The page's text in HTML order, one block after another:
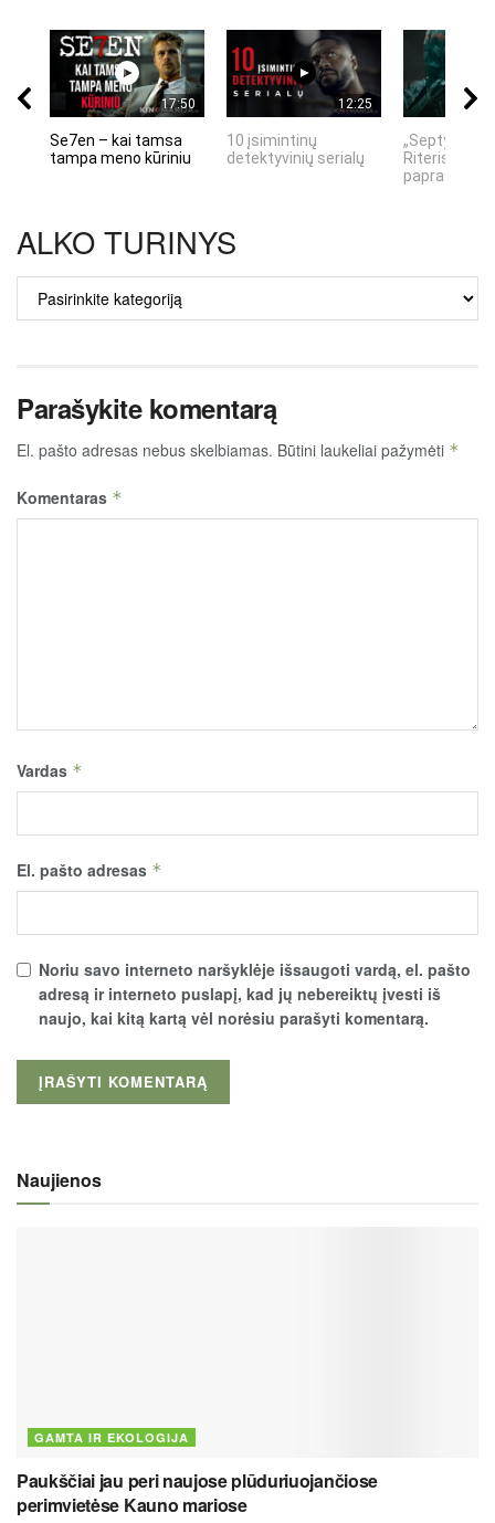
17:50
Se7en – kai tamsa
tampa meno kūriniu
12:25
10 įsimintinų
detektyvinių serialų
„Septynių
Riteris" – kai
ALKO TURINYS
ALKO
TURINYS
Parašykite komentarą
El. pašto adresas nebus skelbiamas. Būtini laukeliai pažymėti *
Komentaras *
Vardas *
El. pašto adresas *
Noriu savo interneto naršyklėje išsaugoti vardą, el. pašto
adresą ir interneto puslapį, kad jų nebereiktų įvesti iš
naujo, kai kitą kartą vėl norėsiu parašyti komentarą.
Naujienos
GAMTA IR EKOLOGIJA
Paukščiai jau peri naujose plūduriuojančiose
perimvietėse Kauno mariose